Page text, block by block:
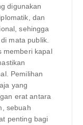
digunakan
dan
sehingga
mata publik.
memberi kapal
Pemilihan
yang
erat antara
sebuah
penting bagi